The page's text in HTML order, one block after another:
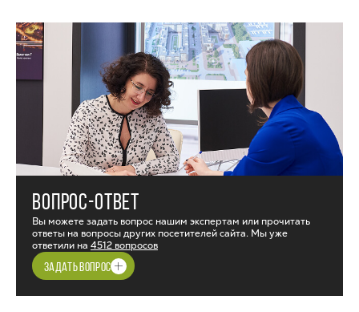
ВОПРОС-ОТВЕТ
Вы можете задать вопрос нашим экспертам или прочитать
ответы на вопросы других посетителей сайта. Мы уже
ответили на 4512 вопросов
ЗАДАТЬ ВОПРОС